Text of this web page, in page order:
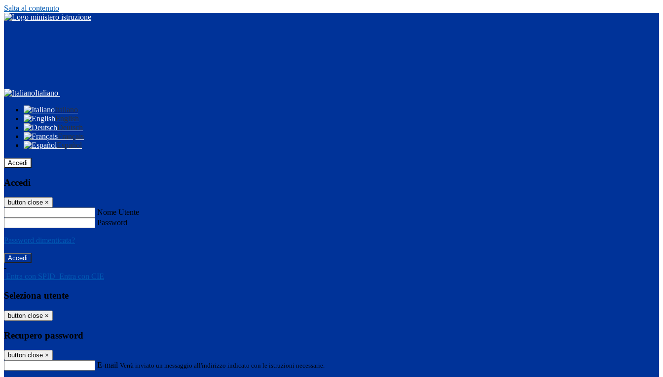
Salta al contenuto
Italiano
Italiano
English
Deutsch
Français
Español
Accedi
Accedi
button close ×
Nome Utente
Password
Password dimenticata?
-
Entra con SPID Entra con CIE
Seleziona utente
button close ×
Recupero password
button close ×
E-mail Verrà inviato un messaggio all'indirizzo indicato con le istruzioni necessarie.